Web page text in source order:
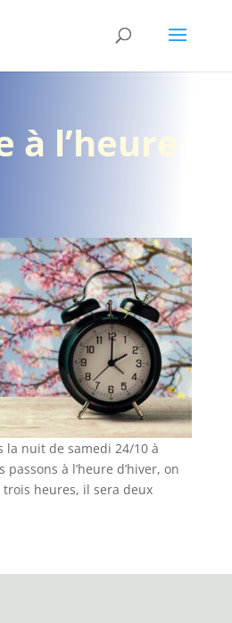
à l’heure
la nuit de samedi 24/10 à
à l’heure d’hiver, on
trois heures, il sera deux